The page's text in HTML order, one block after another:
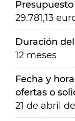
29.781,13
Duración
12 meses
Fecha y
ofertas o
21 de abril